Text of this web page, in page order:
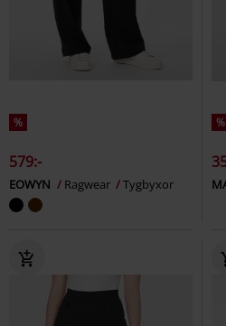
%
579:-
EOWYN Ragwear Tygbyxor
%